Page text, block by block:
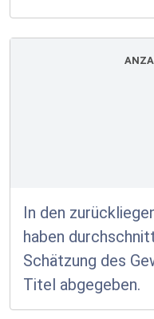
In den
haben
Schätzung des
Titel abgegeben.